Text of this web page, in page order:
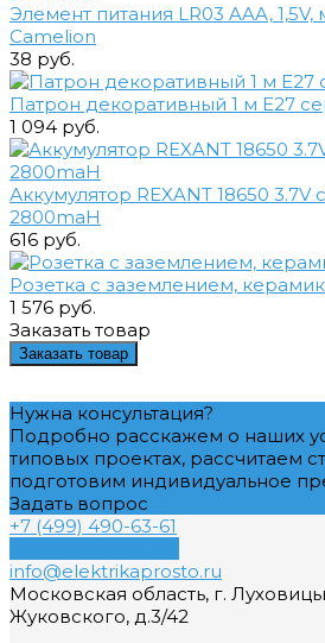
Элемент питания LR03 AAA,
Camelion
38 руб.
Патрон декоративный 1 м Е27
1 094 руб.
Аккумулятор REXANT 18650 3.7V
2800maH
616 руб.
Розетка с заземлением,
1 576 руб.
Заказать товар
Заказать товар
Нужна консультация?
Подробно расскажем о наших
типовых проектах, рассчитаем
подготовим индивидуальное
Задать вопрос
+7 (499) 490-63-61
info@elektrikaprosto.ru
Московская область, г.
Жуковского, д.3/42